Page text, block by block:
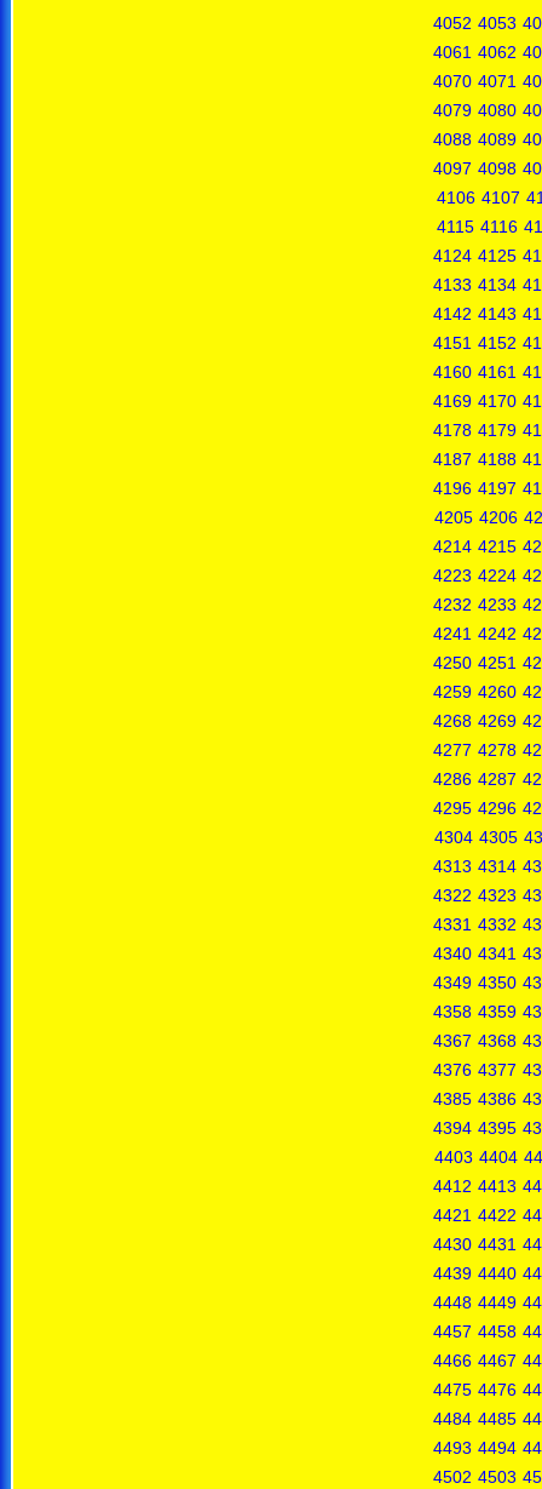
4052 4053
4061 4062
4070 4071
4079 4080
4088 4089
4097 4098
4106 4107
4115 4116
4124 4125
4133 4134
4142 4143
4151 4152
4160 4161
4169 4170
4178 4179
4187 4188
4196 4197
4205 4206
4214 4215
4223 4224
4232 4233
4241 4242
4250 4251
4259 4260
4268 4269
4277 4278
4286 4287
4295 4296
4304 4305
4313 4314
4322 4323
4331 4332
4340 4341
4349 4350
4358 4359
4367 4368
4376 4377
4385 4386
4394 4395
4403 4404
4412 4413
4421 4422
4430 4431
4439 4440
4448 4449
4457 4458
4466 4467
4475 4476
4484 4485
4493 4494
4502 4503